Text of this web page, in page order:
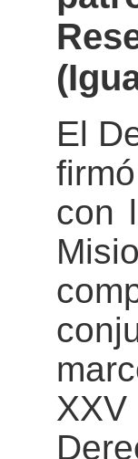
El
con